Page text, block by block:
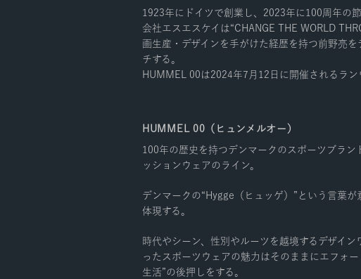
1923年にドイツで創業し、2023年に100周年の
会社エスエスケイは“CHANGE THE WORLD
画生産・デザインを手がけた経歴を持つ前野亮
チする。
HUMMEL 00は2024年7月12日に開催されるラ
HUMMEL 00（ヒュンメルオー）
100年の歴史を持つデンマークのスポーツブラ
ッションウェアのライン。
デンマークの“Hygge（ヒュッゲ）”という言葉
体現する。
時代やシーン、性別やルーツを越境するデザイ
ったスポーツウェアの魅力はそのままにエフォ
生活”の後押しをする。